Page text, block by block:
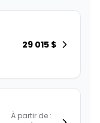
29 015 $
À partir de :